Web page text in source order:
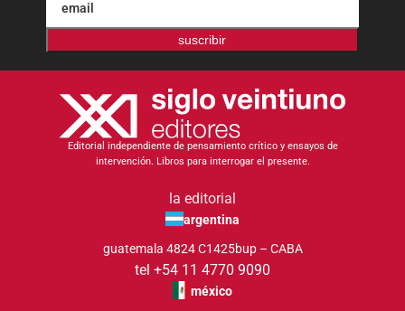
suscribir
Editorial independiente de pensamiento crítico y ensayos de
intervención. Libros para interrogar el presente.
la editorial
argentina
guatemala 4824 C1425bup – CABA
tel +54 11 4770 9090
méxico